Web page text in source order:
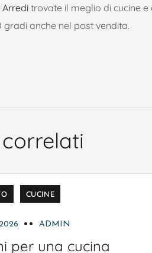
Arredi trovate il meglio di cucine
gradi anche nel post vendita.
CUCINE
ADMIN
per una cucina